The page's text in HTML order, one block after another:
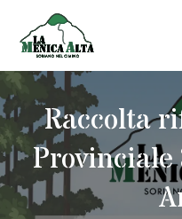
Raccolta
Provinciale